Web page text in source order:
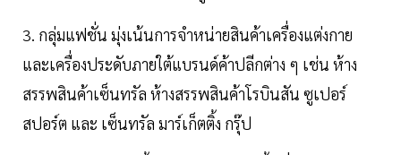
3. กลุ่มแฟชั่น มุ่งเน้นการจำหน่ายสินค้าเครื่องแต่งกาย
และเครื่องประดับภายใต้แบรนด์ค้าปลีกต่าง ๆ เช่น ห้าง
สรรพสินค้าเซ็นทรัล ห้างสรรพสินค้าโรบินสัน ซูเปอร์
สปอร์ต และ เซ็นทรัล มาร์เก็ตติ้ง กรุ๊ป